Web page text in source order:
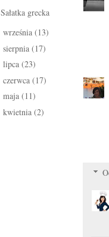
Sałatka grecka
września (13)
sierpnia (17)
lipca (23)
czerwca (17)
maja (11)
kwietnia (2)